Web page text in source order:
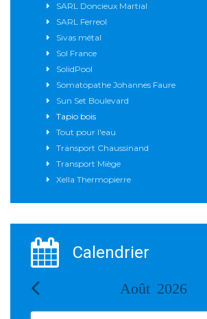
SARL Doncieux Martial
SARL Ferreol
Sivas métal
Sol France
SolidPool
Somatopathe Johannes Faure
Sun Set Boulevard
Tapio bois
Tout pour l'eau
Transport Chaussinand
Transport Miège
Xella Thermopierre
Calendrier
Août 2026